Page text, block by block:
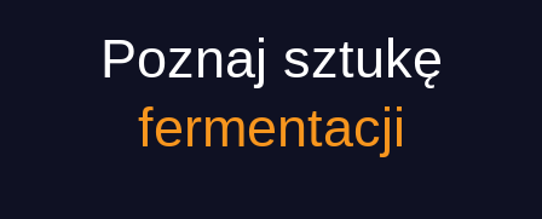
Poznaj sztukę
fermentacji